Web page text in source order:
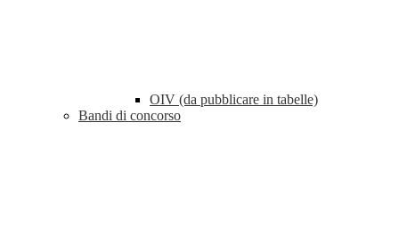
OIV (da pubblicare in tabelle)
Bandi di concorso